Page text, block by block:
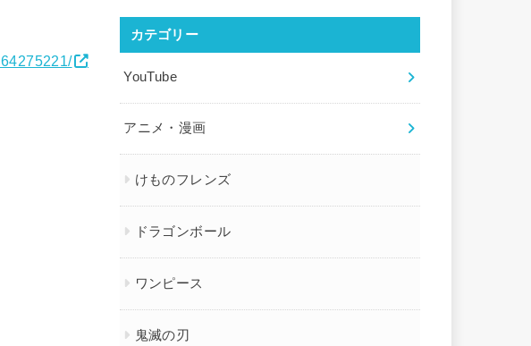
カテゴリー
YouTube
アニメ・漫画
けものフレンズ
ドラゴンボール
ワンピース
鬼滅の刃